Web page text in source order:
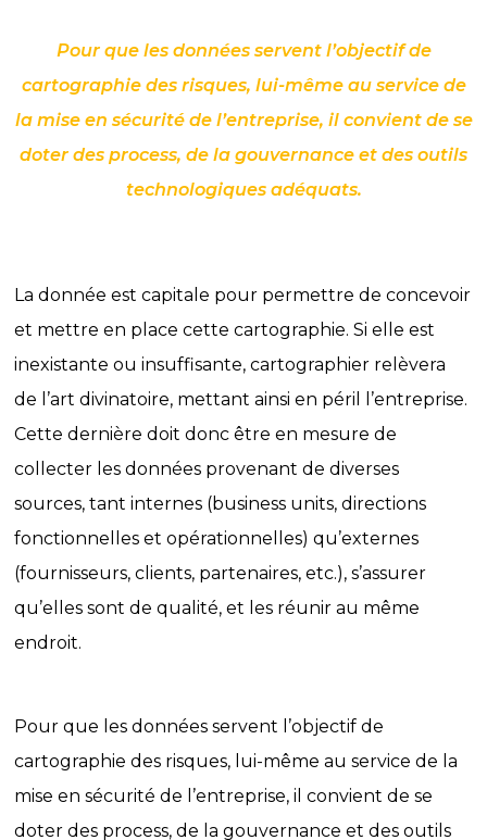
Pour que les données servent l’objectif de
cartographie des risques, lui-même au service de
la mise en sécurité de l’entreprise, il convient de se
doter des process, de la gouvernance et des outils
technologiques adéquats.
La donnée est capitale pour permettre de concevoir
et mettre en place cette cartographie. Si elle est
inexistante ou insuffisante, cartographier relèvera
de l’art divinatoire, mettant ainsi en péril l’entreprise.
Cette dernière doit donc être en mesure de
collecter les données provenant de diverses
sources, tant internes (business units, directions
fonctionnelles et opérationnelles) qu’externes
(fournisseurs, clients, partenaires, etc.), s’assurer
qu’elles sont de qualité, et les réunir au même
endroit.
Pour que les données servent l’objectif de
cartographie des risques, lui-même au service de la
mise en sécurité de l’entreprise, il convient de se
doter des process, de la gouvernance et des outils